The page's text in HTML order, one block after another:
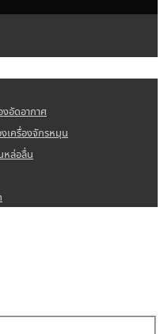
งอัดอากาศ
เครื่องจักรหมุน
หล่อลื่น